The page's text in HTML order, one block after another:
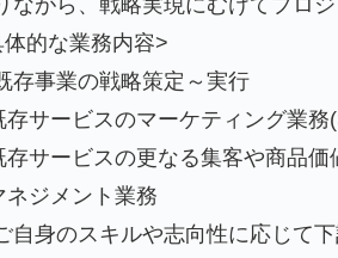
体的な業務内容>
存事業の戦略策定～実行
存サービスのマーケティング業
存サービスの更なる集客や商品
ネジメント業務
自身のスキルや志向性に応じて下